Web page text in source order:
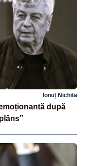
Ionuț Nichita
după